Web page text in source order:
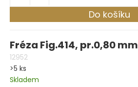
Do košíku
Fréza Fig.414, pr.0,80 mm
12952
>5 ks
Skladem